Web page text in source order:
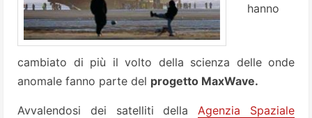
hanno
cambiato di più il volto della scienza delle onde
anomale fanno parte del progetto MaxWave.
Avvalendosi dei satelliti dellaAgenzia Spaziale